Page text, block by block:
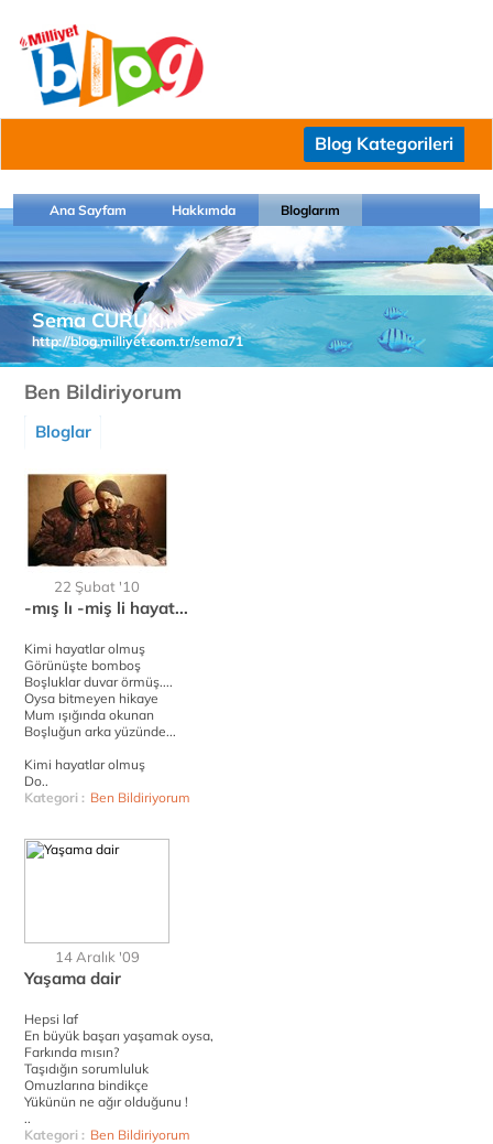
Blog Kategorileri
Ana Sayfam Hakkımda Bloglarım
Sema CURUK
http://blog.milliyet.com.tr/sema71
Ben Bildiriyorum
Bloglar
22 Şubat '10
-mış lı -miş li hayat...
Kimi hayatlar olmuş
Görünüşte bomboş
Boşluklar duvar örmüş....
Oysa bitmeyen hikaye
Mum ışığında okunan
Boşluğun arka yüzünde...
Kimi hayatlar olmuş
Do..
Kategori : Ben Bildiriyorum
14 Aralık '09
Yaşama dair
Hepsi laf
En büyük başarı yaşamak oysa,
Farkında mısın?
Taşıdığın sorumluluk
Omuzlarına bindikçe
Yükünün ne ağır olduğunu !
..
Kategori : Ben Bildiriyorum